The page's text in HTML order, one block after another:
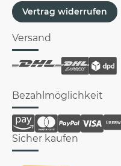
Vertrag widerrufen
Versand
Bezahlmöglichkeit
Sicher kaufen